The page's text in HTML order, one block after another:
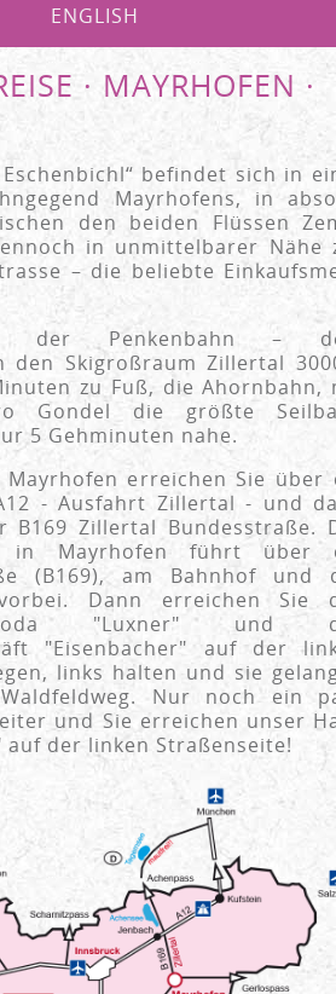
ENGLISH
· MAYRHOFEN ·
befindet sich in
Mayrhofens, in
den beiden Flüssen
in unmittelbarer Nähe
– die beliebte
der Penkenbahn –
den Skigroßraum Zillertal
zu Fuß, die Ahornbahn,
Gondel die größte
5 Gehminuten nahe.
Mayrhofen erreichen Sie über
- Ausfahrt Zillertal - und
B169 Zillertal Bundesstraße.
in Mayrhofen führt über
(B169), am Bahnhof und
Dann erreichen Sie
"Luxner" und
"Eisenbacher" auf der
links halten und sie
Nur noch ein
und Sie erreichen unser
auf der linken Straßenseite!